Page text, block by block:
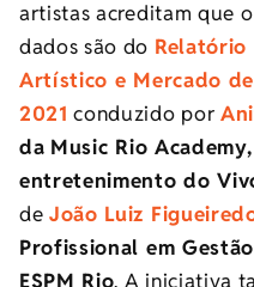
artistas acreditam que
dados são do Relatório
Artístico e Mercado
2021 conduzido por
da Music Rio
entretenimento do
deJoão Luiz
Profissional em
ESPM Rio. A iniciativa